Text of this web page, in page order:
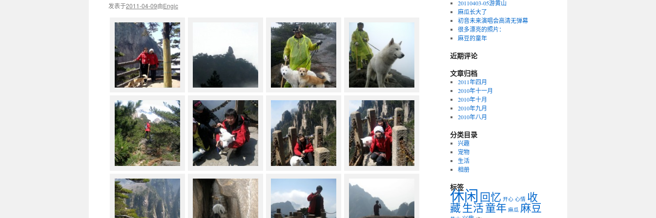
发表于2011-04-09由Engic
20110403-05游黄山
麻瓜长大了
初音未来演唱会高清无弹幕
很多漂亮的照片：
麻豆的童年
近期评论
文章归档
2011年四月
2010年十一月
2010年十月
2010年九月
2010年八月
分类目录
兴趣
宠物
生活
相册
标签
休闲 回忆 开心 心情 收
藏生活童年 麻瓜 麻豆